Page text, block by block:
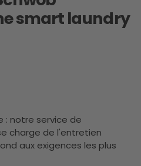
smart laundry
: notre service de
charge de l'entretien
aux exigences les plus